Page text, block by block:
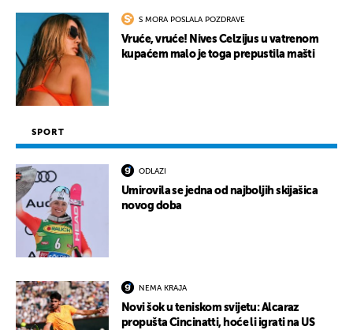
S MORA POSLALA POZDRAVE
Vruće, vruće! Nives Celzijus u vatrenom
kupaćem malo je toga prepustila mašti
SPORT
ODLAZI
Umirovila se jedna od najboljih skijašica
novog doba
NEMA KRAJA
Novi šok u teniskom svijetu: Alcaraz
propušta Cincinatti, hoće li igrati na US